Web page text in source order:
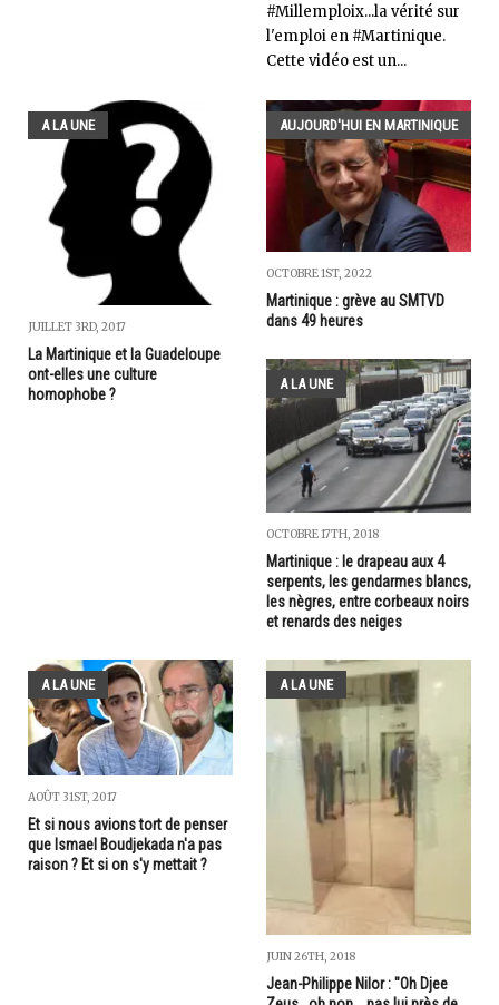
#Millemploix...la vérité sur
l'emploi en #Martinique.
Cette vidéo est un...
A LA UNE
JUILLET 3RD, 2017
La Martinique et la Guadeloupe
ont-elles une culture
homophobe ?
AUJOURD'HUI EN MARTINIQUE
OCTOBRE 1ST, 2022
Martinique : grève au SMTVD
dans 49 heures
A LA UNE
OCTOBRE 17TH, 2018
Martinique : le drapeau aux 4
serpents, les gendarmes blancs,
les nègres, entre corbeaux noirs
et renards des neiges
A LA UNE
AOÛT 31ST, 2017
Et si nous avions tort de penser
que Ismael Boudjekada n'a pas
raison ? Et si on s'y mettait ?
A LA UNE
JUIN 26TH, 2018
Jean-Philippe Nilor : "Oh Djee